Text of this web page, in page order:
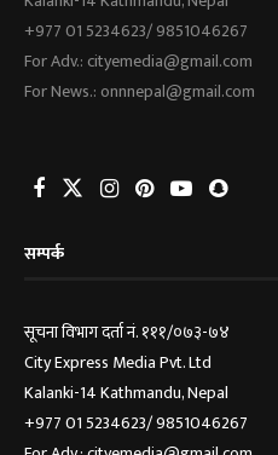
+977 01 5234623/ 9851046267
For Adv.: cityemedia@gmail.com
For News.: onnnepal@gmail.com
सम्पर्क
सूचना विभाग दर्ता नं. १११/०७३-७४
City Express Media Pvt. Ltd
Kalanki-14 Kathmandu, Nepal
+977 01 5234623/ 9851046267